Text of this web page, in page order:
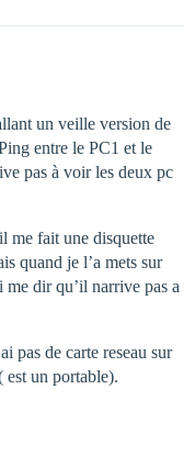
un veille version de
entre le PC1 et le
pas à voir les deux pc
me fait une disquette
quand je l’a mets sur
dir qu’il narrive pas a
pas de carte reseau sur
un portable).